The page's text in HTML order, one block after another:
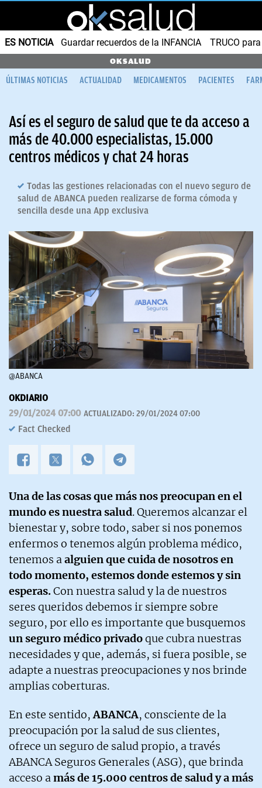
ES NOTICIA Guardar recuerdos de la INFANCIA TRUCO
OKSALUD
ÚLTIMAS NOTICIAS ACTUALIDAD MEDICAMENTOS PACIENTES
Así es el seguro de salud que te da acceso a
más de 40.000 especialistas, 15.000
centros médicos y chat 24 horas
Todas las gestiones relacionadas con el nuevo seguro de
salud de ABANCA pueden realizarse de forma cómoda y
sencilla desde una App exclusiva
@ABANCA
OKDIARIO
29/01/2024 07:00 ACTUALIZADO: 29/01/2024 07:00
Fact Checked
Una de las cosas que más nos preocupan en el
mundo es nuestra salud. Queremos alcanzar el
bienestar y, sobre todo, saber si nos ponemos
enfermos o tenemos algún problema médico,
tenemos aalguien que cuida de nosotros en
todo momento, estemos donde estemos y sin
esperas.Con nuestra salud y la de nuestros
seres queridos debemos ir siempre sobre
seguro, por ello es importante que busquemos
un seguro médico privadoque cubra nuestras
necesidades y que, además, si fuera posible, se
adapte a nuestras preocupaciones y nos brinde
amplias coberturas.
En este sentido,ABANCA, consciente de la
preocupación por la salud de sus clientes,
ofrece un seguro de salud propio, a través
ABANCA Seguros Generales (ASG), que brinda
acceso amás de 15.000 centros de salud y a más